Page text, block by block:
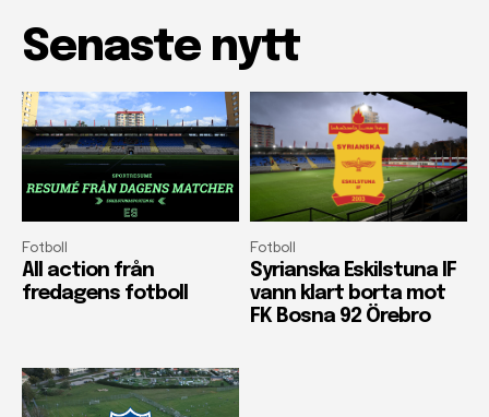
Senaste nytt
Fotboll
All action från
fredagens fotboll
Fotboll
Syrianska Eskilstuna IF
vann klart borta mot
FK Bosna 92 Örebro